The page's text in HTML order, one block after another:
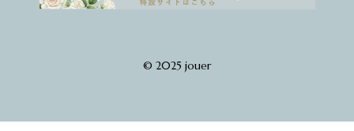
© 2025 jouer